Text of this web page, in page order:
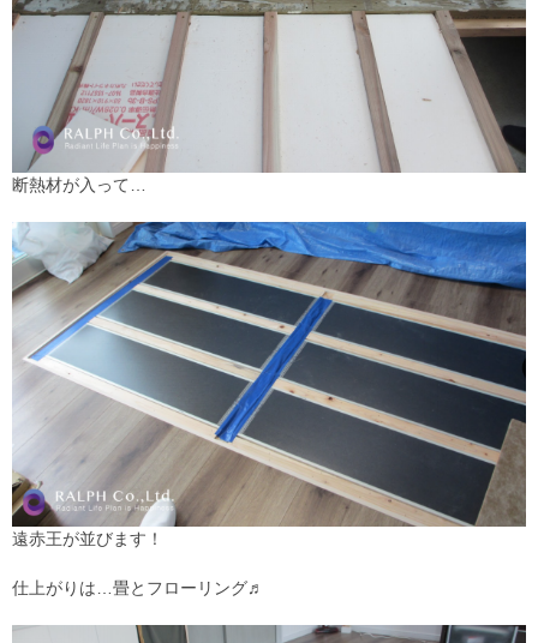
断熱材が入って…
遠赤王が並びます！
仕上がりは…畳とフローリング♬